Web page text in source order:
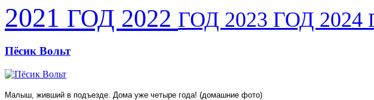
2021 ГОД 2022 ГОД 2023 ГОД 2024
Пёсик Вольт
Малыш, живший в подъезде. Дома уже четыре года! (домашние фото)